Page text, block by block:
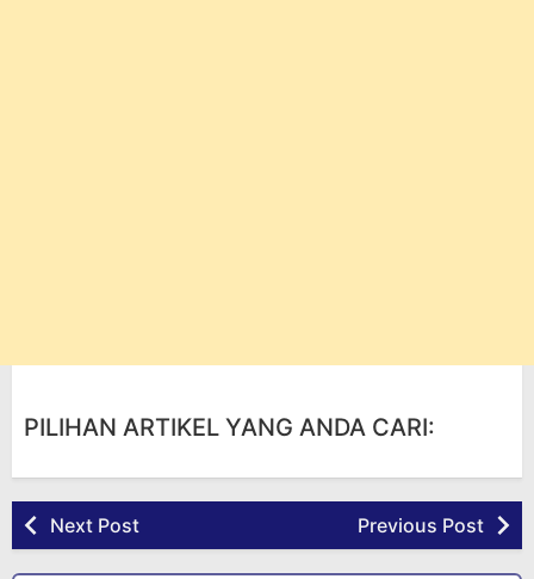
PILIHAN ARTIKEL YANG ANDA CARI:
Next Post Previous Post